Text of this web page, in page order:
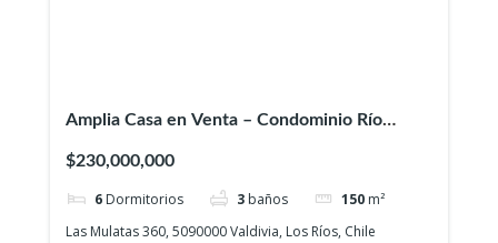
Amplia Casa en Venta – Condominio Río
$230,000,000
6 Dormitorios 3 baños 150 m²
Las Mulatas 360, 5090000 Valdivia, Los Ríos, Chile